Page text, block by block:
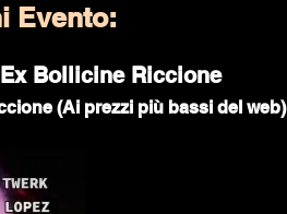
Evento:
Bollicine Riccione
(Ai prezzi più bassi del web)